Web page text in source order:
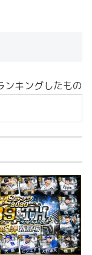
ンキングしたもの